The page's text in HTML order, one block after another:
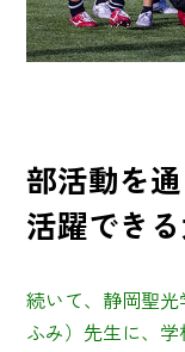
部活動を
活躍でき
続いて、静岡聖
ふみ）先生に、